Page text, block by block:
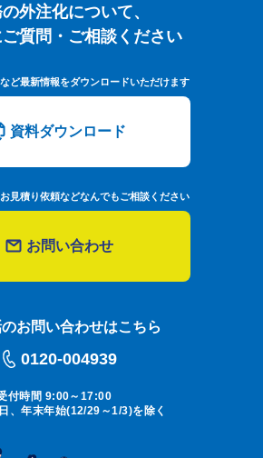
外注化について、お気軽にご質
外注化について、
質問・ご相談ください
ど最新情報をダウンロードいただけます
資料ダウンロード
見積り依頼などなんでもご相談ください
お問い合わせ
お問い合わせはこちら
0120-004939
付時間 9:00～17:00
、年末年始(12/29～1/3)を除く